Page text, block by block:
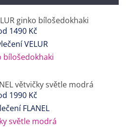
1490 Kč
VELUR
bílošedokhaki
1990 Kč
FLANEL
světle modrá